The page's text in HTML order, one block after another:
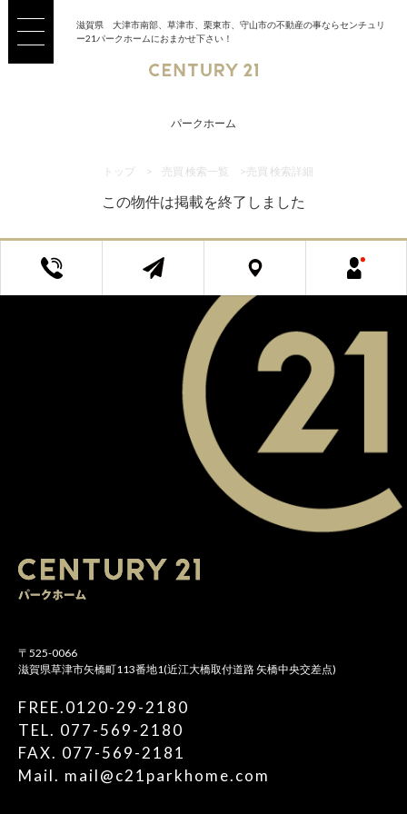
滋賀県 大津市南部、草津市、栗東市、守山市の不動産の事ならセンチュリ
ー21パークホームにおまかせ下さい！
パークホーム
トップ > 売買 検索一覧 > 売買 検索詳細
この物件は掲載を終了しました
〒525-0066
滋賀県草津市矢橋町113番地1(近江大橋取付道路 矢橋中央交差点)
FREE.0120-29-2180
TEL. 077-569-2180
FAX. 077-569-2181
Mail. mail@c21parkhome.com